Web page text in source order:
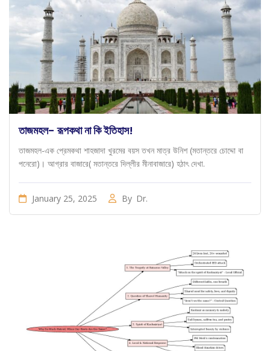
তাজমহল- রূপকথা না কি ইতিহাস!
তাজমহল-এক প্রেমকথা শাহজাদা খুরমের বয়স তখন মাত্র উনিশ (মতান্তরে চোদ্দো বা
পনেরো)। আগ্রার বাজারে( মতান্তরে দিল্লীর মীনাবাজারে) হঠাৎ দেখা.
January 25, 2025 By Dr.